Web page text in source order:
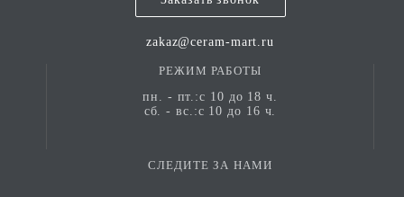
zakaz@ceram-mart.ru
РЕЖИМ РАБОТЫ
пн. - пт.:с 10 до 18 ч.
сб. - вс.:с 10 до 16 ч.
СЛЕДИТЕ ЗА НАМИ